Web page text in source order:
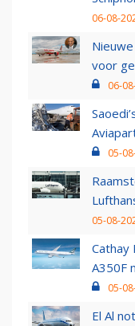
06-08-
voor
06-
05-
05-08-
Cathay
A350F
05-
El Al